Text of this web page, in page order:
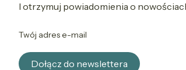
I otrzymuj powiadomienia o
Twój adres e-mail
Dołącz do newslettera